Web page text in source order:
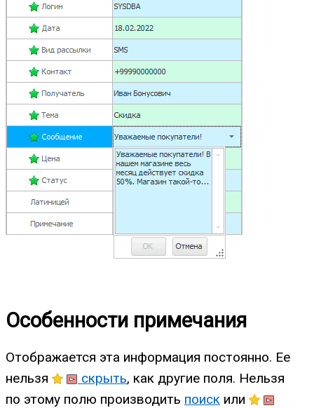
Особенности примечания
Отображается эта информация постоянно. Ее
нельзя
скрыть, как другие поля. Нельзя
по этому полю производить поиск или